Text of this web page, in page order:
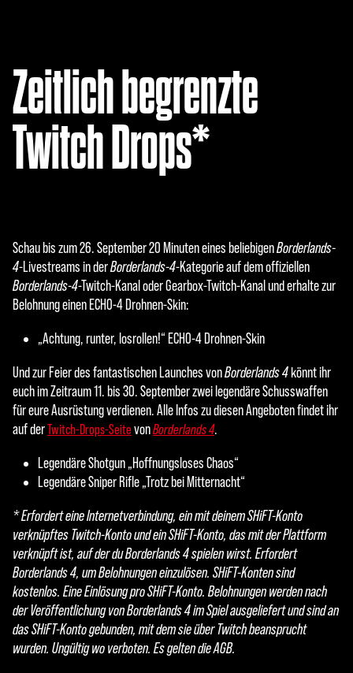
Zeitlich begrenzte
Twitch Drops*
Schau bis zum 26. September 20 Minuten eines beliebigenBorderlands-
4-Livestreams in derBorderlands-4-Kategorie auf dem offiziellen
Borderlands-4-Twitch-Kanal oder Gearbox-Twitch-Kanal und erhalte zur
Belohnung einen ECHO-4 Drohnen-Skin:
„Achtung, runter, losrollen!“ ECHO-4 Drohnen-Skin
Und zur Feier des fantastischen Launches vonBorderlands 4könnt ihr
euch im Zeitraum 11. bis 30. September zwei legendäre Schusswaffen
für eure Ausrüstung verdienen. Alle Infos zu diesen Angeboten findet ihr
auf derTwitch-Drops-Seite vonBorderlands 4.
Legendäre Shotgun „Hoffnungsloses Chaos“
Legendäre Sniper Rifle „Trotz bei Mitternacht“
* Erfordert eine Internetverbindung, ein mit deinem SHiFT-Konto
verknüpftes Twitch-Konto und ein SHiFT-Konto, das mit der Plattform
verknüpft ist, auf der du Borderlands 4 spielen wirst. Erfordert
Borderlands 4, um Belohnungen einzulösen. SHiFT-Konten sind
kostenlos. Eine Einlösung pro SHiFT-Konto. Belohnungen werden nach
der Veröffentlichung von Borderlands 4 im Spiel ausgeliefert und sind an
das SHiFT-Konto gebunden, mit dem sie über Twitch beansprucht
wurden. Ungültig wo verboten. Es gelten die AGB.